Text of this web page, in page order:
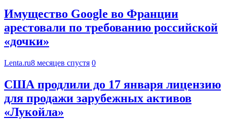
Имущество Google во Франции
арестовали по требованию российской
«дочки»
Lenta.ru8 месяцев спустя 0
США продлили до 17 января лицензию
для продажи зарубежных активов
«Лукойла»